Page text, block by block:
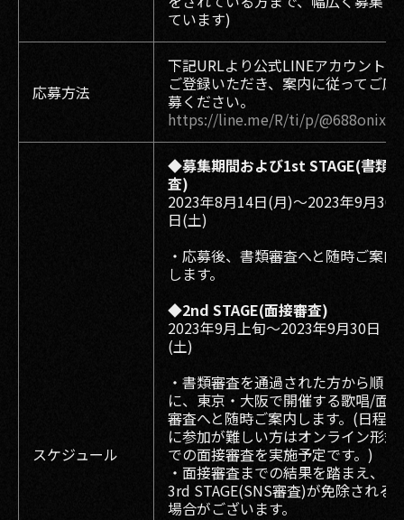
ています)
応募方法
下記URLより公式LINEアカウントを
ご登録いただき、案内に従ってご応
募ください。
https://line.me/R/ti/p/@688onixd
スケジュール
◆募集期間および1st STAGE(書類審
査)
2023年8⽉14日(月)〜2023年9⽉30
⽇(土)
・応募後、書類審査へと随時ご案内
します。
◆2nd STAGE(面接審査)
2023年9月上旬〜2023年9⽉30⽇
(土)
・書類審査を通過された方から順
に、東京・大阪で開催する歌唱/面接
審査へと随時ご案内します。(日程的
に参加が難しい方はオンライン形式
での面接審査を実施予定です。)
・面接審査までの結果を踏まえ、
3rd STAGE(SNS審査)が免除される
場合がございます。